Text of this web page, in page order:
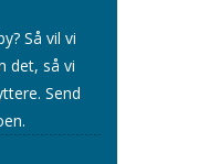
Så vil vi
det, så vi
Send